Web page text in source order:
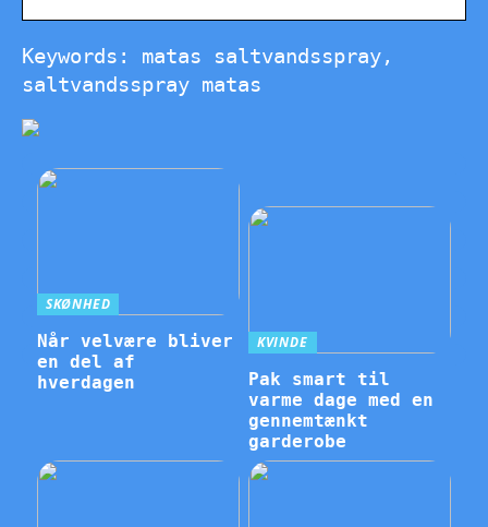
Keywords: matas saltvandsspray,
saltvandsspray matas
SKØNHED
Når velvære bliver
en del af
hverdagen
KVINDE
Pak smart til
varme dage med en
gennemtænkt
garderobe